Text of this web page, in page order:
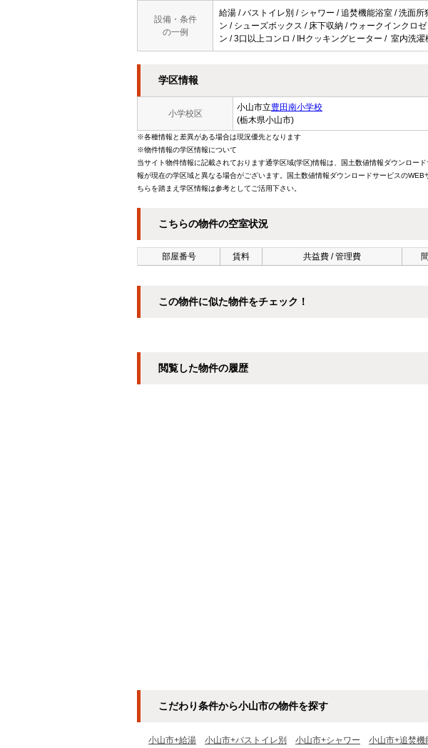
設備・条件
の一例
給湯 / バストイレ別 / シャワー / 追焚機能浴室 / 洗面
ン / シューズボックス / 床下収納 / ウォークインクロ
ン / 3口以上コンロ / IHクッキングヒーター / 室内洗濯
学区情報
小学校区
小山市立豊田南小学校
(栃木県小山市)
※各種情報と差異がある場合は現況優先となります
※物件情報の学区情報について
当サイト物件情報に記載されております通学区域(学区)情報は、国土数値情報ダウンロ
報が現在の学区域と異なる場合がございます。国土数値情報ダウンロードサービスの
ちらを踏まえ学区情報は参考としてご活用下さい。
こちらの物件の空室状況
部屋番号 賃料 共益費 / 管理費
この物件に似た物件をチェック！
閲覧した物件の履歴
こだわり条件から小山市の物件を探す
小山市+給湯 小山市+バストイレ別 小山市+シャワー 小山市+追焚機